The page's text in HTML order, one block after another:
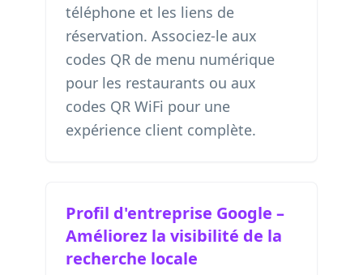
téléphone et les liens de
réservation. Associez-le aux
codes QR de menu numérique
pour les restaurants ou aux
codes QR WiFi pour une
expérience client complète.
Profil d'entreprise Google –
Améliorez la visibilité de la
recherche locale